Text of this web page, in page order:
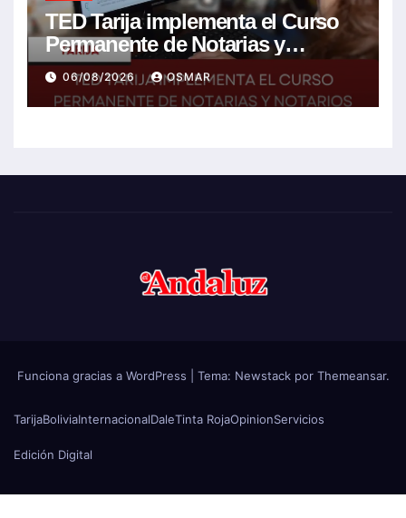
TED Tarija implementa el Curso
Permanente de Notarias y
Notarios Electorales 2026
06/08/2026 OSMAR
Funciona gracias a WordPress Tema: Newstackpor Themeansar.
TarijaBoliviaInternacionalDaleTinta RojaOpinionServicios
Edición Digital